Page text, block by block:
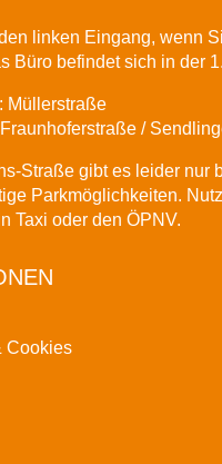
linken Eingang, wenn
Büro befindet sich in der
Müllerstraße
/
Straße gibt es leider nur
Parkmöglichkeiten.
Taxi oder den ÖPNV.
Cookies